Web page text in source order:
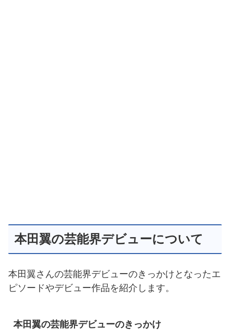
本田翼の芸能界デビューについて
本田翼さんの芸能界デビューのきっかけとなったエ
ピソードやデビュー作品を紹介します。
本田翼の芸能界デビューのきっかけ